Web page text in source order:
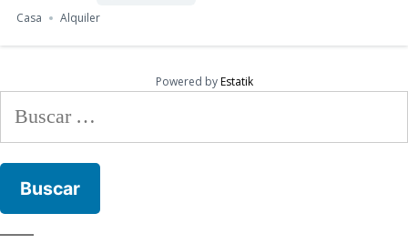
Casa Alquiler
Powered byEstatik